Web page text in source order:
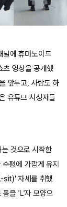
널에 휴머노이드
영상을 공개했
앞두고, 사람도 하
유튜브 시청자들
것으로 시작한
평에 가깝게 유지
sit)' 자세를 취했
몸을 'L'자 모양으